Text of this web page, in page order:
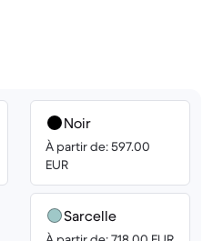
Noir
À partir de: 597.00
EUR
Sarcelle